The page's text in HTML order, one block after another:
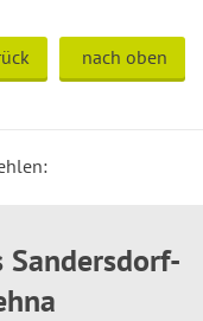
nach oben